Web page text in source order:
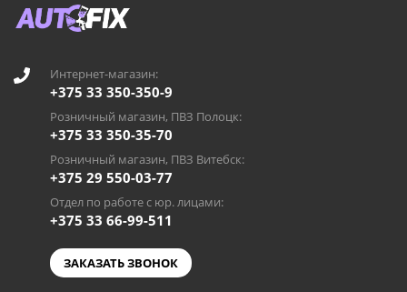
Интернет-магазин:
+375 33 350-350-9
Розничный магазин, ПВЗ Полоцк:
+375 33 350-35-70
Розничный магазин, ПВЗ Витебск:
+375 29 550-03-77
Отдел по работе с юр. лицами:
+375 33 66-99-511
ЗАКАЗАТЬ ЗВОНОК